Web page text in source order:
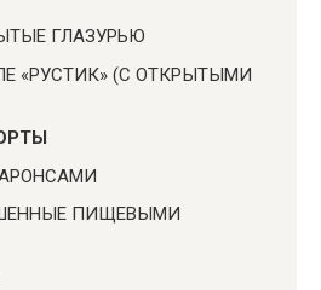
ГЛАЗУРЬЮ
«РУСТИК» (С ОТКРЫТЫМИ
ПИЩЕВЫМИ